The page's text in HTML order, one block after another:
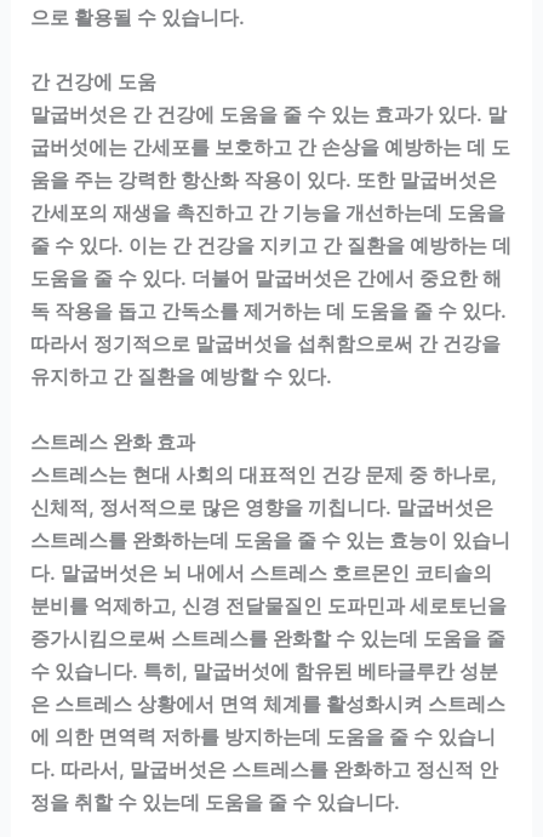
으로 활용될 수 있습니다.
간 건강에 도움
말굽버섯은 간 건강에 도움을 줄 수 있는 효과가 있다. 말
굽버섯에는 간세포를 보호하고 간 손상을 예방하는 데 도
움을 주는 강력한 항산화 작용이 있다. 또한 말굽버섯은
간세포의 재생을 촉진하고 간 기능을 개선하는데 도움을
줄 수 있다. 이는 간 건강을 지키고 간 질환을 예방하는 데
도움을 줄 수 있다. 더불어 말굽버섯은 간에서 중요한 해
독 작용을 돕고 간독소를 제거하는 데 도움을 줄 수 있다.
따라서 정기적으로 말굽버섯을 섭취함으로써 간 건강을
유지하고 간 질환을 예방할 수 있다.
스트레스 완화 효과
스트레스는 현대 사회의 대표적인 건강 문제 중 하나로,
신체적, 정서적으로 많은 영향을 끼칩니다. 말굽버섯은
스트레스를 완화하는데 도움을 줄 수 있는 효능이 있습니
다. 말굽버섯은 뇌 내에서 스트레스 호르몬인 코티솔의
분비를 억제하고, 신경 전달물질인 도파민과 세로토닌을
증가시킴으로써 스트레스를 완화할 수 있는데 도움을 줄
수 있습니다. 특히, 말굽버섯에 함유된 베타글루칸 성분
은 스트레스 상황에서 면역 체계를 활성화시켜 스트레스
에 의한 면역력 저하를 방지하는데 도움을 줄 수 있습니
다. 따라서, 말굽버섯은 스트레스를 완화하고 정신적 안
정을 취할 수 있는데 도움을 줄 수 있습니다.